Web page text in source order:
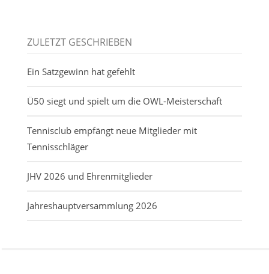
ZULETZT GESCHRIEBEN
Ein Satzgewinn hat gefehlt
Ü50 siegt und spielt um die OWL-Meisterschaft
Tennisclub empfängt neue Mitglieder mit
Tennisschläger
JHV 2026 und Ehrenmitglieder
Jahreshauptversammlung 2026